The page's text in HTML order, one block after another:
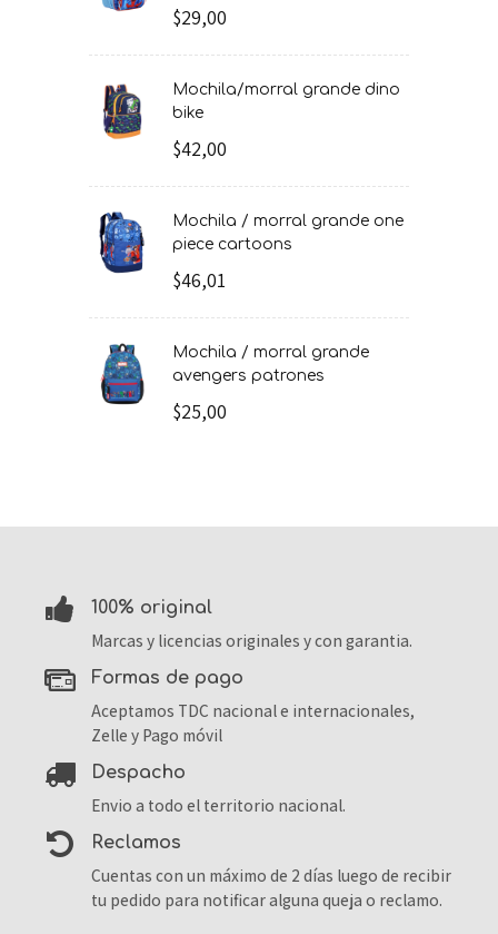
$29,00
mochila/morral grande dino
bike
$42,00
mochila / morral grande one
piece cartoons
$46,01
mochila / morral grande
avengers patrones
$25,00
100% original
Marcas y licencias originales y con garantia.
formas de pago
Aceptamos TDC nacional e internacionales,
Zelle y Pago móvil
despacho
Envio a todo el territorio nacional.
reclamos
Cuentas con un máximo de 2 días luego de recibir
tu pedido para notificar alguna queja o reclamo.